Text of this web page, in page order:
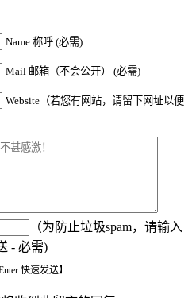
Name 称呼 (必需)
Mail 邮箱（不会公开） (必需)
Website（若您有网站，请留下网址以便
（为防止垃圾spam，请输入
- 必需)
快速发送】